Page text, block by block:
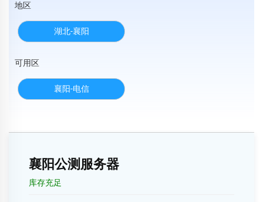
地区
湖北-襄阳
可用区
襄阳-电信
襄阳公测服务器
库存充足